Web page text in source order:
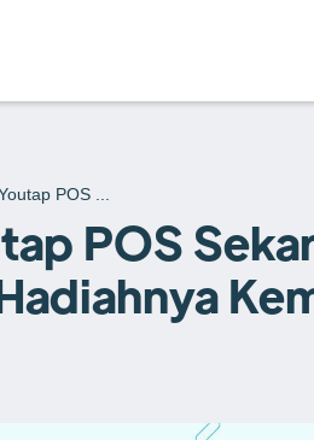
POS ...
POS